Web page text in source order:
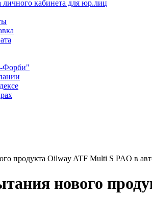
кабинета для юр.лиц
Форби"
продукта Oilway ATF Multi S PAO в
нового